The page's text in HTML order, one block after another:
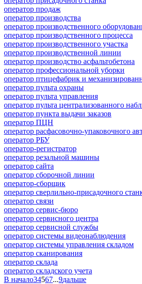
оператор продаж
оператор производства
оператор производственного
оператор производственного процесса
оператор производственного участка
оператор производственной линии
оператор производство асфальтобетона
оператор профессиональной уборки
оператор птицефабрик и
оператор пульта охраны
оператор пульта управления
оператор пульта централизованного
оператор пункта выдачи заказов
оператор ПЦН
оператор расфасовочно-упаковочного
оператор РБУ
оператор-регистратор
оператор резальной машины
оператор сайта
оператор сборочной линии
оператор-сборщик
оператор сверлильно-присадочного
оператор связи
оператор сервис-бюро
оператор сервисного центра
оператор сервисной службы
оператор системы видеонаблюдения
оператор системы управления складом
оператор сканирования
оператор склада
оператор складского учета
В начало34567...9дальше